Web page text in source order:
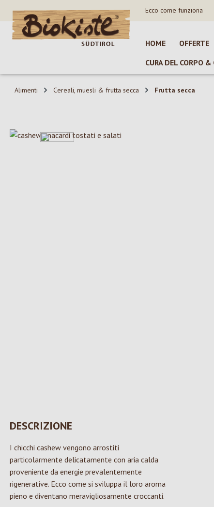
al contenuto principale
Salta alla ricerca
Passa alla navigazione principale Ecco come funziona
HOME OFFERTE
CURA DEL CORPO
Alimenti Cereali, muesli & frutta secca Frutta secca
Salta la galleria di immagini
DESCRIZIONE
I chicchi cashew vengono arrostiti
particolarmente delicatamente con aria calda
proveniente da energie prevalentemente
rigenerative. Ecco come si sviluppa il loro aroma
pieno e diventano meravigliosamente croccanti.